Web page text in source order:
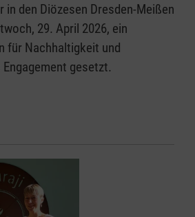
in den Diözesen Dresden-Meißen
29. April 2026, ein
für Nachhaltigkeit und
gesetzt.